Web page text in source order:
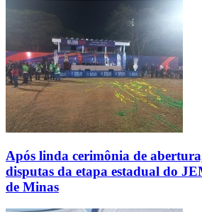
Após linda cerimônia de
disputas da etapa estadual do
de Minas